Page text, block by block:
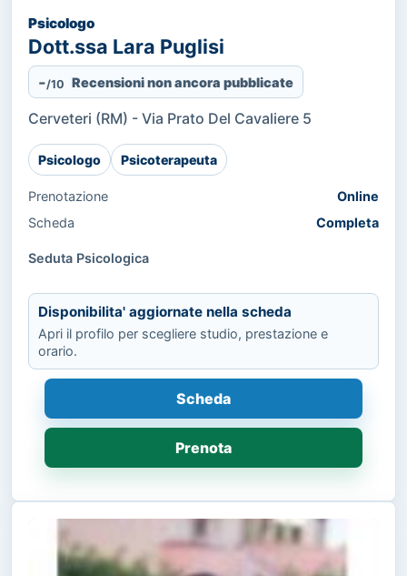
Psicologo
Dott.ssa Lara Puglisi
-/10 Recensioni non ancora pubblicate
Cerveteri (RM) - Via Prato Del Cavaliere 5
Psicologo Psicoterapeuta
Prenotazione
Online
Scheda
Completa
Seduta Psicologica
Disponibilita' aggiornate nella scheda
Apri il profilo per scegliere studio, prestazione e
orario.
Scheda
Prenota